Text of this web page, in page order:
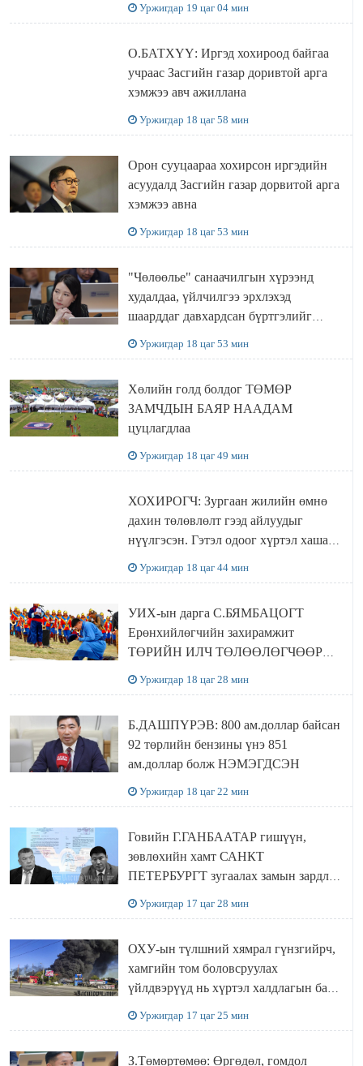
Уржигдар 19 цаг 04 мин
О.БАТХҮҮ: Иргэд хохироод байгаа
учраас Засгийн газар доривтой арга
хэмжээ авч ажиллана
Уржигдар 18 цаг 58 мин
Орон сууцаараа хохирсон иргэдийн
асуудалд Засгийн газар дорвитой арга
хэмжээ авна
Уржигдар 18 цаг 53 мин
"Чөлөөлье" санаачилгын хүрээнд
худалдаа, үйлчилгээ эрхлэхэд
шаарддаг давхардсан бүртгэлийг
Уржигдар 18 цаг 53 мин
Хөлийн голд болдог ТӨМӨР
ЗАМЧДЫН БАЯР НААДАМ
цуцлагдлаа
Уржигдар 18 цаг 49 мин
ХОХИРОГЧ: Зургаан жилийн өмнө
дахин төлөвлөлт гээд айлуудыг
нүүлгэсэн. Гэтэл одоог хүртэл хашаа
Уржигдар 18 цаг 44 мин
УИХ-ын дарга С.БЯМБАЦОГТ
Ерөнхийлөгчийн захирамжит
ТӨРИЙН ИЛЧ ТӨЛӨӨЛӨГЧӨӨР
Уржигдар 18 цаг 28 мин
Б.ДАШПҮРЭВ: 800 ам.доллар байсан
92 төрлийн бензины үнэ 851
ам.доллар болж НЭМЭГДСЭН
Уржигдар 18 цаг 22 мин
Говийн Г.ГАНБААТАР гишүүн,
зөвлөхийн хамт САНКТ
ПЕТЕРБУРГТ зугаалах замын зардлаа
Уржигдар 17 цаг 28 мин
ОХУ-ын түлшний хямрал гүнзгийрч,
хамгийн том боловсруулах
үйлдвэрүүд нь хүртэл халдлагын бай
Уржигдар 17 цаг 25 мин
З.Төмөртөмөө: Өргөдөл, гомдол